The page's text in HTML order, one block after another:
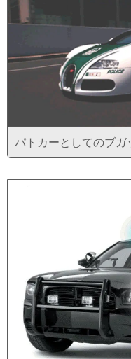
パトカーとしてのブ